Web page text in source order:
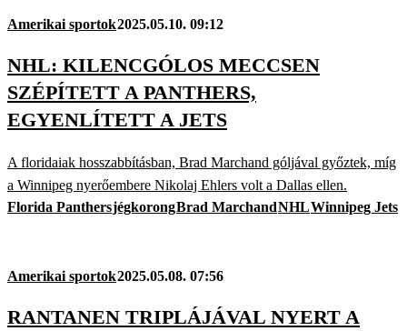
Amerikai sportok2025.05.10. 09:12
NHL: KILENCGÓLOS MECCSEN
SZÉPÍTETT A PANTHERS,
EGYENLÍTETT A JETS
A floridaiak hosszabbításban, Brad Marchand góljával győztek, míg
a Winnipeg nyerőembere Nikolaj Ehlers volt a Dallas ellen.
Florida PanthersjégkorongBrad MarchandNHLWinnipeg Jets
Amerikai sportok2025.05.08. 07:56
RANTANEN TRIPLÁJÁVAL NYERT A